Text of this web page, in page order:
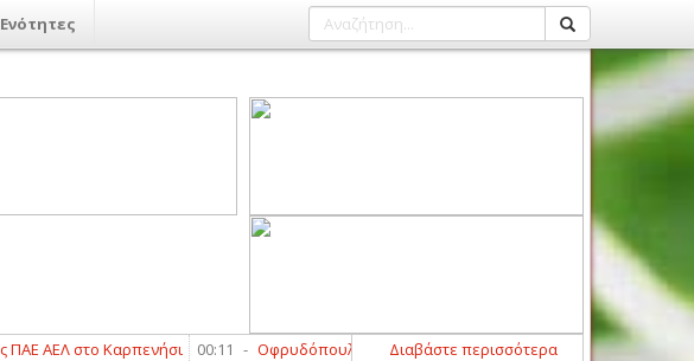
Ενότητες
Καρπενήσι 00:11 - Οφρυδόπουλος: «Περιμένουμε τη βοήθεια από κάποιους παίκτες
Διαβάστε περισσότερα